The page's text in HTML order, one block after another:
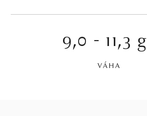
9,0 - 11,3 g
VÁHA